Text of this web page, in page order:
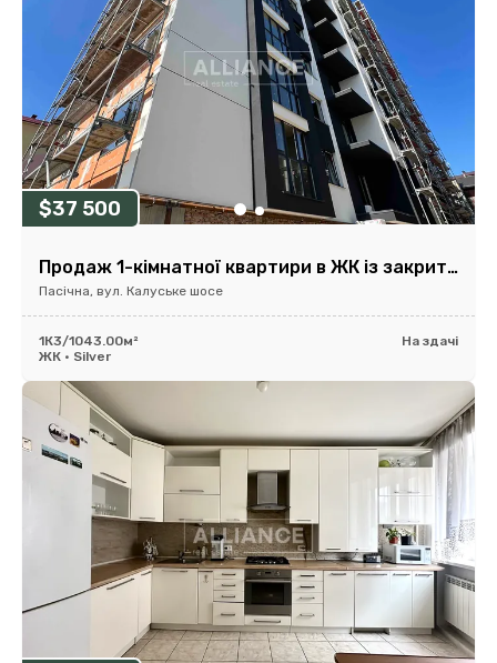
$37 500
Продаж 1-кімнатної квартири в ЖК із закритою територією
Пасічна, вул. Калуське шосе
1К3/1043.00м²
На здачі
ЖК • Silver